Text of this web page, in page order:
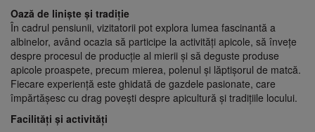
Oază de liniște și tradiție
În cadrul pensiunii, vizitatorii pot explora lumea fascinantă a
albinelor, având ocazia să participe la activități apicole, să învețe
despre procesul de producție al mierii și să deguste produse
apicole proaspete, precum mierea, polenul și lăptișorul de matcă.
Fiecare experiență este ghidată de gazdele pasionate, care
împărtășesc cu drag povești despre apicultură și tradițiile locului.
Facilități și activități